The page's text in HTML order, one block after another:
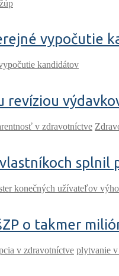
vypočutie
kandidátov
revíziou
v zdravotníctve
splnil
konečných užívateľov
o takmer
v zdravotníctve plytvanie